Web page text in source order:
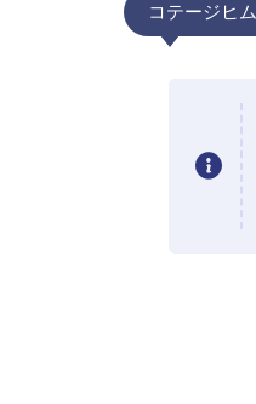
コテージヒ